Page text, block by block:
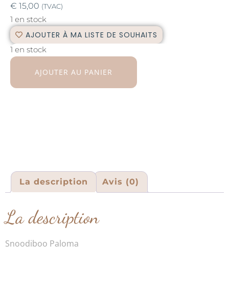
€ 15,00 (TVAC)
1 en stock
AJOUTER À MA LISTE DE SOUHAITS
1 en stock
AJOUTER AU PANIER
La description Avis (0)
La description
Snoodiboo Paloma